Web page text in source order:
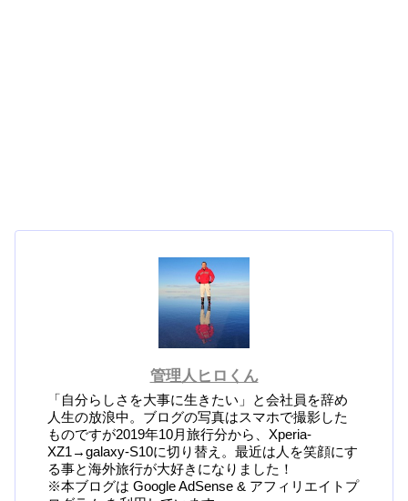
管理人ヒロくん
「自分らしさを大事に生きたい」と会社員を辞め
人生の放浪中。ブログの写真はスマホで撮影した
ものですが2019年10月旅行分から、Xperia-
XZ1→galaxy-S10に切り替え。最近は人を笑顔にす
る事と海外旅行が大好きになりました！
※本ブログは Google AdSense & アフィリエイトプ